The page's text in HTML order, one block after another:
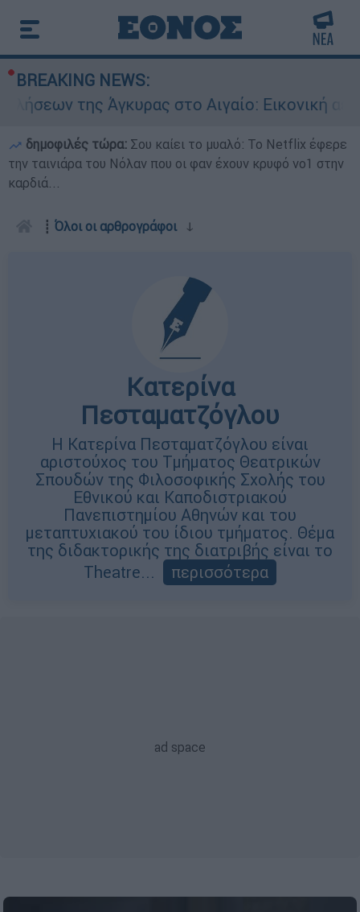
BREAKING NEWS:
στο Αιγαίο: Εικονική αερομαχία
δημοφιλές τώρα: Σου καίει το μυαλό: Το Netflix έφερε
την ταινιάρα του Νόλαν που οι φαν έχουν κρυφό νο1 στην
καρδιά...
┋ Όλοι οι αρθρογράφοιↆ
Κατερίνα
Πεσταματζόγλου
Η Κατερίνα Πεσταματζόγλου είναι
αριστούχος του Τμήματος Θεατρικών
Σπουδών της Φιλοσοφικής Σχολής του
Εθνικού και Καποδιστριακού
Πανεπιστημίου Αθηνών και του
μεταπτυχιακού του ίδιου τμήματος. Θέμα
της διδακτορικής της διατριβής είναι το
Theatre...
περισσότερα